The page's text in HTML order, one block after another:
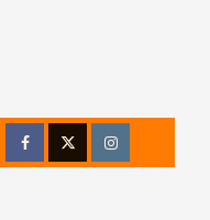
FacebookTwitterInstagram